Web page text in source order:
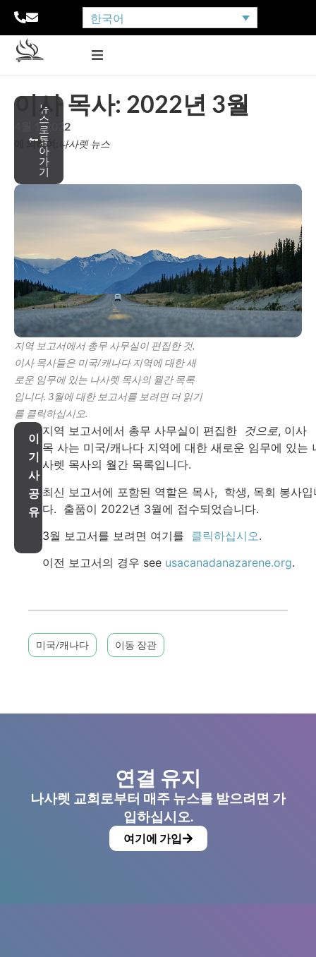
한국어
뉴
스
로
돌
아
가
기
이사 목사: 2022년 3월
4월 1, 2022
에 의하여: 나사렛 뉴스
지역 보고서에서 총무 사무실이 편집한 것,
이사 목사들은 미국/캐나다 지역에 대한 새
로운 임무에 있는 나사렛 목사의 월간 목록
입니다. 3월에 대한 보고서를 보려면 더 읽기
를 클릭하십시오.
이
기
사
공
유
지역 보고서에서 총무 사무실이 편집한 것으로, 이사
목 사는 미국/캐나다 지역에 대한 새로운 임무에 있는
사렛 목사의 월간 목록입니다.
최신 보고서에 포함된 역할은 목사, 학생, 목회 봉사입
다. 출품이 2022년 3월에 접수되었습니다.
3월 보고서를 보려면 여기를 클릭하십시오.
이전 보고서의 경우 see usacanadanazarene.org.
미국/캐나다 이동 장관
연결 유지
나사렛 교회로부터 매주 뉴스를 받으려면 가
입하십시오.
여기에 가입